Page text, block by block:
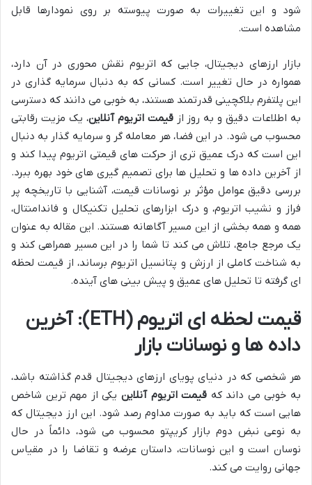
شود و این تغییرات به صورت پیوسته بر روی نمودارها قابل
مشاهده است.
بازار ارزهای دیجیتال، جایی که اتریوم نقش محوری در آن دارد،
همواره در حال تغییر است. کسانی که به دنبال سرمایه گذاری در
این پلتفرم بلاکچینی قدرتمند هستند، به خوبی می دانند که دسترسی
به اطلاعات دقیق و به روز ازقیمت اتریوم آنلاین، یک مزیت رقابتی
محسوب می شود. در این فضا، هر معامله گر و سرمایه گذار به دنبال
این است که درک عمیق تری از حرکت های قیمتی اتریوم پیدا کند و
از آخرین داده ها و تحلیل ها برای تصمیم گیری های خود بهره ببرد.
بررسی دقیق عوامل مؤثر بر نوسانات قیمت، آشنایی با تاریخچه پر
فراز و نشیب اتریوم، و درک ابزارهای تحلیل تکنیکال و فاندامنتال،
همه و همه بخشی از این مسیر آگاهانه هستند. این مقاله به عنوان
یک مرجع جامع، تلاش می کند تا شما را در این مسیر همراهی کند و
به شناخت کاملی از ارزش و پتانسیل اتریوم برساند، از قیمت لحظه
ای گرفته تا تحلیل های عمیق و پیش بینی های آینده.
قیمت لحظه ای اتریوم (ETH): آخرین
داده ها و نوسانات بازار
هر شخصی که در دنیای پویای ارزهای دیجیتال قدم گذاشته باشد،
به خوبی می داند که قیمت اتریوم آنلاین یکی از مهم ترین شاخص
هایی است که باید به صورت مداوم رصد شود. این ارز دیجیتال که
به نوعی نبض دوم بازار کریپتو محسوب می شود، دائماً در حال
نوسان است و این نوسانات، داستان عرضه و تقاضا را در مقیاس
جهانی روایت می کند.